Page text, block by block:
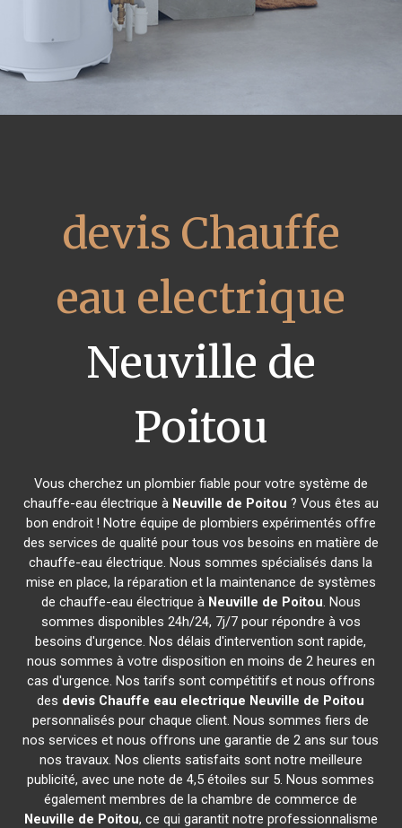
devis Chauffe
eau electrique
Neuville de
Poitou
Vous cherchez un plombier fiable pour votre système de
chauffe-eau électrique à Neuville de Poitou ? Vous êtes au
bon endroit ! Notre équipe de plombiers expérimentés offre
des services de qualité pour tous vos besoins en matière de
chauffe-eau électrique. Nous sommes spécialisés dans la
mise en place, la réparation et la maintenance de systèmes
de chauffe-eau électrique à Neuville de Poitou. Nous
sommes disponibles 24h/24, 7j/7 pour répondre à vos
besoins d'urgence. Nos délais d'intervention sont rapide,
nous sommes à votre disposition en moins de 2 heures en
cas d'urgence. Nos tarifs sont compétitifs et nous offrons
des devis Chauffe eau electrique Neuville de Poitou
personnalisés pour chaque client. Nous sommes fiers de
nos services et nous offrons une garantie de 2 ans sur tous
nos travaux. Nos clients satisfaits sont notre meilleure
publicité, avec une note de 4,5 étoiles sur 5. Nous sommes
également membres de la chambre de commerce de
Neuville de Poitou, ce qui garantit notre professionnalisme